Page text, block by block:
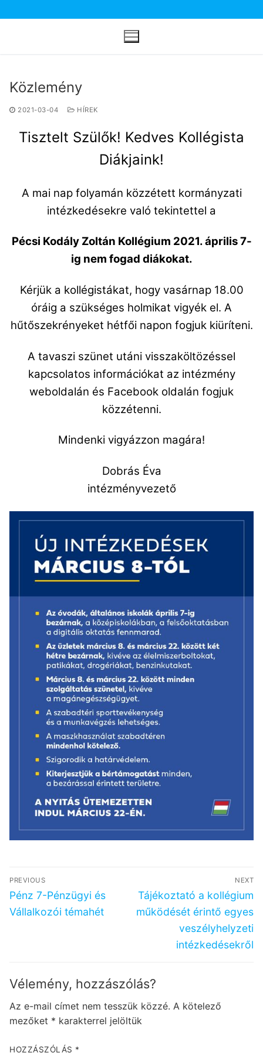
a
Közlemény
2021-03-04 HÍREK
Tisztelt Szülők! Kedves Kollégista
Diákjaink!
A mai nap folyamán közzétett kormányzati
intézkedésekre való tekintettel a
Pécsi Kodály Zoltán Kollégium 2021. április 7-
ig nem fogad diákokat.
Kérjük a kollégistákat, hogy vasárnap 18.00
óráig a szükséges holmikat vigyék el. A
hűtőszekrényeket hétfői napon fogjuk kiüríteni.
A tavaszi szünet utáni visszaköltözéssel
kapcsolatos információkat az intézmény
weboldalán és Facebook oldalán fogjuk
közzétenni.
Mindenki vigyázzon magára!
Dobrás Éva
intézményvezető
Bejegyzés
navigáció
PREVIOUS
Previous
post:
Pénz 7-Pénzügyi és
Vállalkozói témahét
NEXT
Next
post:
Tájékoztató a kollégium
működését érintő egyes
veszélyhelyzeti
intézkedésekről
Vélemény, hozzászólás?
Az e-mail címet nem tesszük közzé. A kötelező
mezőket * karakterrel jelöltük
HOZZÁSZÓLÁS *